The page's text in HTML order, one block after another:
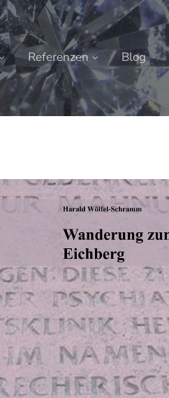
Referenzen Blog